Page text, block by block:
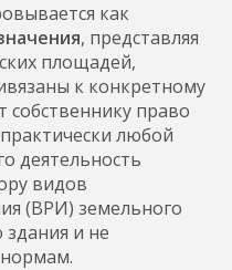
как
, представляя
площадей,
к конкретному
собственнику право
любой
деятельность
видов
(ВРИ) земельного
здания и не